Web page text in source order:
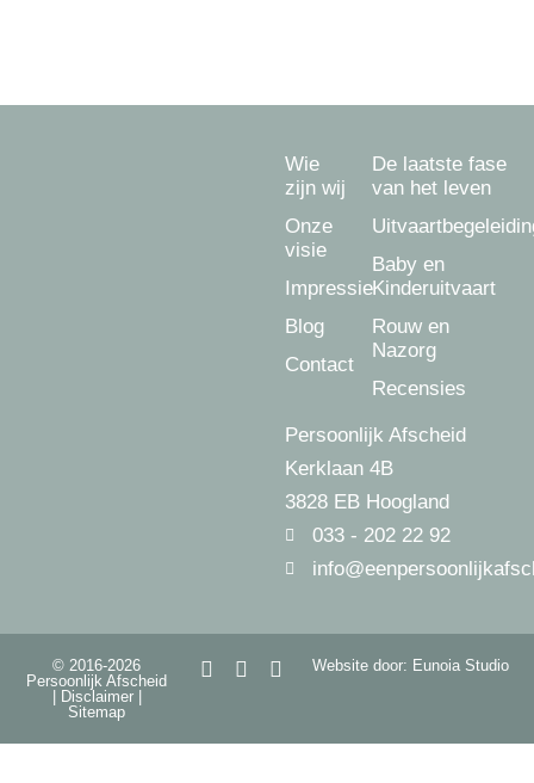
Wie
zijn wij
Onze
visie
Impressie
Blog
Contact
De laatste fase
van het leven
Baby en
Kinderuitvaart
Rouw en
Nazorg
Recensies
Persoonlijk Afscheid
Kerklaan 4B
3828 EB Hoogland
033 - 202 22 92
© 2016-2026
Persoonlijk Afscheid
Disclaimer|
Sitemap
Website door: Eunoia Studio